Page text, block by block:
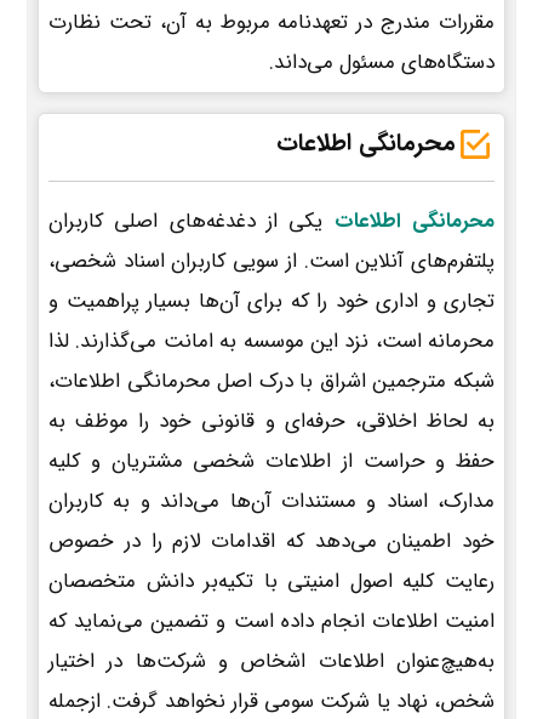
مقررات مندرج در تعهدنامه مربوط به آن، تحت نظارت
دستگاه‌های مسئول می‌داند.
محرمانگی اطلاعات
محرمانگی اطلاعات یکی از دغدغه‌های اصلی کاربران
پلتفرم‌های آنلاین است. از سویی کاربران اسناد شخصی،
تجاری و اداری خود را که برای آن‌ها بسیار پراهمیت و
محرمانه است، نزد این موسسه به امانت می‌گذارند. لذا
شبکه مترجمین اشراق با درک اصل محرمانگی اطلاعات،
به لحاظ اخلاقی، حرفه‌ای و قانونی خود را موظف به
حفظ و حراست از اطلاعات شخصی مشتریان و کلیه
مدارک، اسناد و مستندات آن‌ها می‌داند و به کاربران
خود اطمینان می‌دهد که اقدامات لازم را در خصوص
رعایت کلیه اصول امنیتی با تکیه‌بر دانش متخصصان
امنیت اطلاعات انجام داده است و تضمین می‌نماید که
به‌هیچ‌عنوان اطلاعات اشخاص و شرکت‌ها در اختیار
شخص، نهاد یا شرکت سومی قرار نخواهد گرفت. ازجمله